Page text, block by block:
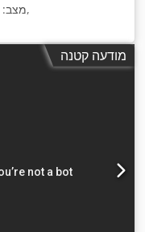
מצב:,
מודעה קטנה